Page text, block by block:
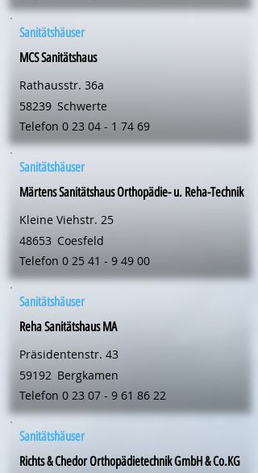
Sanitätshäuser
MCS Sanitätshaus
Rathausstr. 36a
58239 Schwerte
Telefon 0 23 04 - 1 74 69
Sanitätshäuser
Märtens Sanitätshaus Orthopädie- u. Reha-Technik
Kleine Viehstr. 25
48653 Coesfeld
Telefon 0 25 41 - 9 49 00
Sanitätshäuser
Reha Sanitätshaus MA
Präsidentenstr. 43
59192 Bergkamen
Telefon 0 23 07 - 9 61 86 22
Sanitätshäuser
Richts & Chedor Orthopädietechnik GmbH & Co.KG